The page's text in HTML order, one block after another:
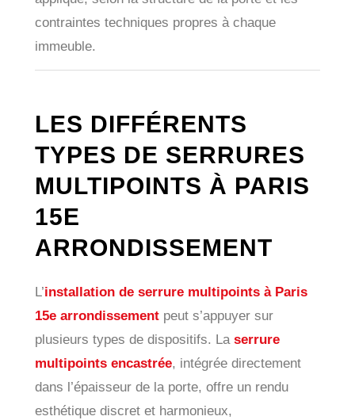
contraintes techniques propres à chaque
immeuble.
LES DIFFÉRENTS
TYPES DE SERRURES
MULTIPOINTS À PARIS
15E
ARRONDISSEMENT
L’installation de serrure multipoints à Paris
15e arrondissementpeut s’appuyer sur
plusieurs types de dispositifs. La serrure
multipoints encastrée, intégrée directement
dans l’épaisseur de la porte, offre un rendu
esthétique discret et harmonieux,